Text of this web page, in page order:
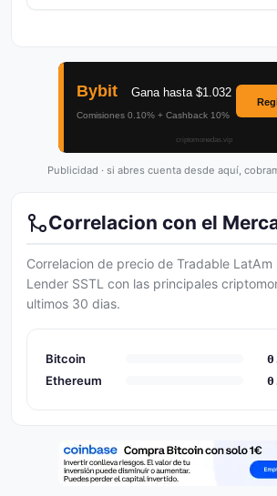
Publicidad · si abres cuenta desde aquí,
Correlacion con el
Correlacion de precio de Tradable
Lender SSTL con las principales
ultimos 30 dias.
Bitcoin
Ethereum